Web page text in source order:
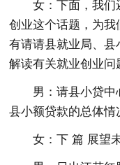
女：下面，我们
创业这个话题，为我
有请请县就业局、
解读有关就业创业问
男：请县小贷
县小额贷款的总体情
女：下 篇 展望